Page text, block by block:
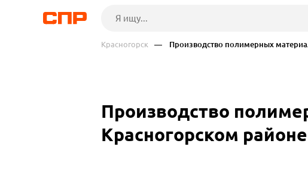
Красногорск — Производство полимерных
Производство
Красногорском районе